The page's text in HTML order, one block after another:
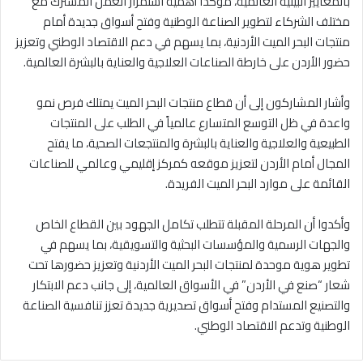
مختلف الشركاء لتطوير الصناعة الوطنية وفتح أسواق جديدة أمام
منتجات البحر الميت الأردنية، بما يسهم في دعم الاقتصاد الوطني وتعزيز
حضور الأردن على خارطة الصناعات العلاجية والعناية بالبشرة العالمية.
وأشار المشاركون إلى أن قطاع منتجات البحر الميت يمتلك فرص نمو
واعدة في ظل التوسع المتسارع عالمياً في الطلب على المنتجات
الطبيعية والعلاجية والعناية بالبشرة والمنتجعات الصحية، ما يفتح
المجال أمام الأردن لتعزيز موقعه كمركز إقليمي وعالمي للصناعات
القائمة على موارد البحر الميت الفريدة.
وأكدوا أن المرحلة المقبلة تتطلب تكامل الجهود بين القطاع الخاص
والجهات الرسمية والمؤسسات البحثية والتسويقية، بما يسهم في
تطوير هوية موحدة لمنتجات البحر الميت الأردنية وتعزيز حضورها تحت
شعار “صنع في الأردن” في الأسواق العالمية، إلى جانب دعم الابتكار
والتصنيع المستدام وفتح أسواق تصديرية جديدة تعزز تنافسية الصناعة
الوطنية وتدعم الاقتصاد الوطني.